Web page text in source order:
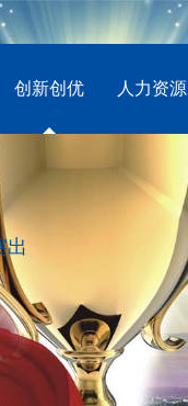
人力资源
创新创优
出